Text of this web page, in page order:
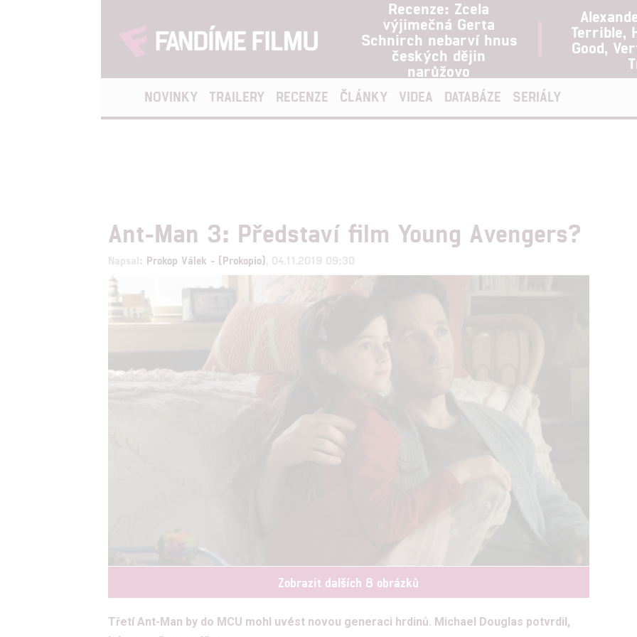
Recenze: Zcela
výjimečná Gerta
Schnirch nebarví hnus
českých dějin
narůžovo
Terrible,
Good,
NOVINKY TRAILERY RECENZE ČLÁNKY VIDEA DATABÁZE SERIÁLY
Ant-Man 3: Představí film Young Avengers?
Napsal: Prokop Válek - (Prokopio) , 04.11.2019 09:30
Zobrazit dalších 8 obrázků
Třetí Ant-Man by do MCU mohl uvést novou generaci hrdinů. Michael Douglas potvrdil,